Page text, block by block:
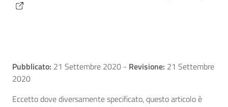
Pubblicato: 21 Settembre 2020 - Revisione: 21 Settembre
2020
Eccetto dove diversamente specificato, questo articolo è